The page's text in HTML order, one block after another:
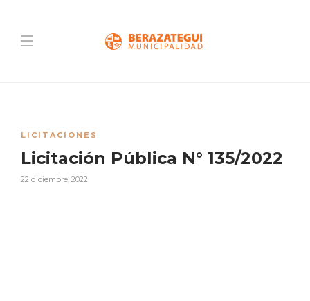
LICITACIONES
Licitación Pública N° 135/2022
22 diciembre, 2022